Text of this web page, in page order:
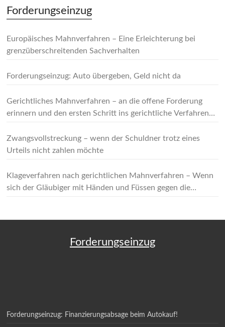
Forderungseinzug
Europäisches Mahnverfahren – Eine Erleichterung bei
grenzüberschreitenden Sachverhalten
Forderungseinzug: Auto übergeben, Geld nicht da
Gerichtliches Mahnverfahren – an die offene Forderung
erinnern und den ersten Schritt ins gerichtliche Verfahren
Zwangsvollstreckung – wenn der Schuldner trotz eines
Urteils nicht zahlen möchte
Klageverfahren nach gerichtlichen Mahnverfahren – Wenn
sich der Gläubiger mit Händen und Füssen gegen die
Forderungseinzug
Forderungseinzug: Finanzierungsabsage beim Autokauf!